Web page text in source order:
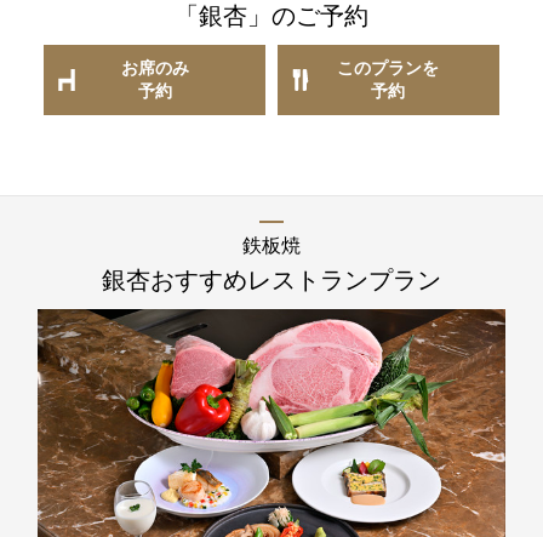
「銀杏」 のご予約
お席のみ
予約
このプランを
予約
鉄板焼
銀杏おすすめレストランプラン
レストラン全般に関する
TEL 092-482-1111